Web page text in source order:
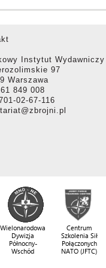
Instytut Wydawniczy
97
Warszawa
849 008
02-67-116
Wielonarodowa
Dywizja
Północny-
Wschód
Centrum
Szkolenia Sił
Połączonych
NATO (JFTC)